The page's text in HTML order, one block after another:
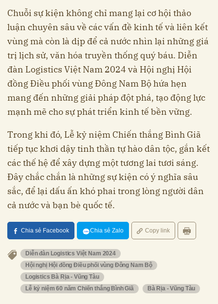
Chuỗi sự kiện không chỉ mang lại cơ hội thảo
luận chuyên sâu về các vấn đề kinh tế và liên kết
vùng mà còn là dịp để cả nước nhìn lại những giá
trị lịch sử, văn hóa truyền thống quý báu. Diễn
đàn Logistics Việt Nam 2024 và Hội nghị Hội
đồng Điều phối vùng Đông Nam Bộ hứa hẹn
mang đến những giải pháp đột phá, tạo động lực
mạnh mẽ cho sự phát triển kinh tế bền vững.
Trong khi đó, Lễ kỷ niệm Chiến thắng Bình Giã
tiếp tục khơi dậy tinh thần tự hào dân tộc, gắn kết
các thế hệ để xây dựng một tương lai tươi sáng.
Đây chắc chắn là những sự kiện có ý nghĩa sâu
sắc, để lại dấu ấn khó phai trong lòng người dân
cả nước và bạn bè quốc tế.
Chia sẻ Facebook Chia sẻ Zalo Copy link
Diễn đàn Logistics Việt Nam 2024
Hội nghị Hội đồng Điều phối vùng Đông Nam Bộ
Logistics Bà Rịa - Vũng Tàu
Lễ kỷ niệm 60 năm Chiến thắng Bình Giã
Bà Rịa - Vũng Tàu